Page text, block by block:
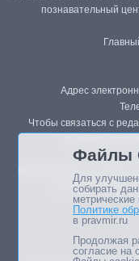
познавательный
Адрес
Чтобы связаться с
Републикация
возможна только
Файлы
Для
собирать
Политике
в pravmir.ru
Продолжая
согласие на